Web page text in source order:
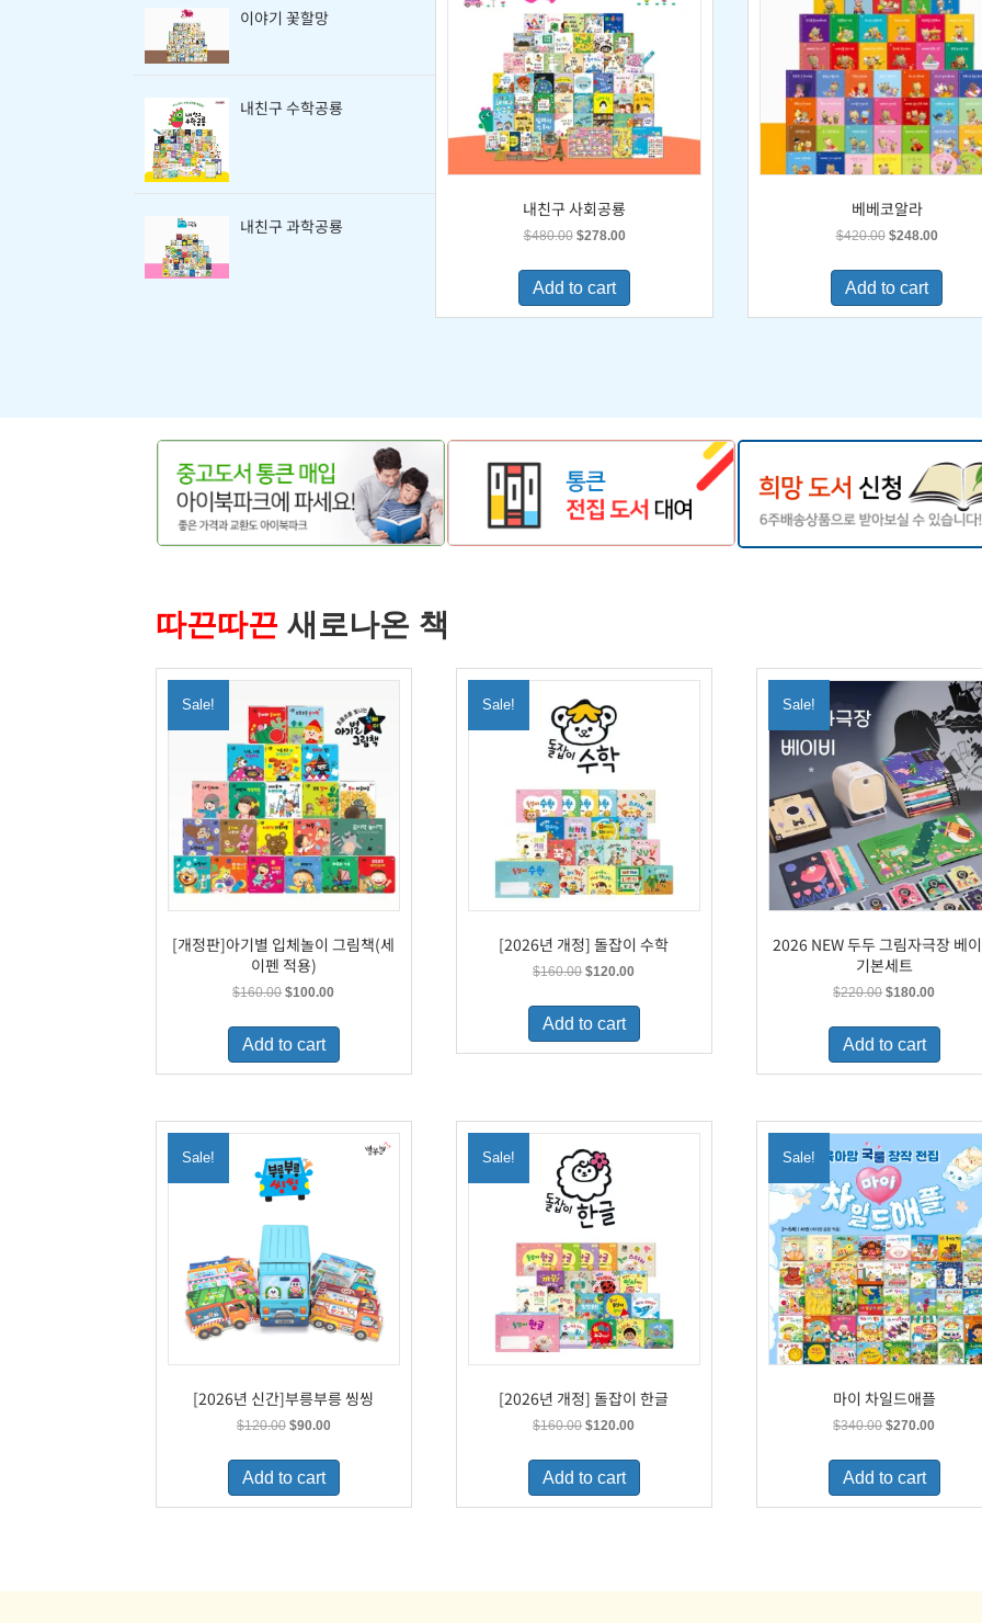
이야기 꽃할망
내친구 수학공룡
내친구 과학공룡
내친구 사회공룡
$480.00 Original
was:
$480.00.
$278.00Current
is:
Add to cart
베베코알라
$420.00 Original
was:
$420.00.
$248.00Current
is:
Add to cart
따끈따끈 새로나온 책
Sale!
[개정판]아기별 입체놀이 그림책(세
이펜 적용)
$160.00Original
was:
$160.00.
$100.00Current
is:
Add to cart
Sale!
[2026년 개정] 돌잡이 수학
$160.00Original
was:
$160.00.
$120.00Current
is:
Add to cart
Sale!
2026 NEW 두두 그림자극장 베
기본세트
$220.00Original
was:
$220.00.
$180.00Current
is:
Add to cart
Sale!
[2026년 신간]부릉부릉 씽씽
$120.00 Original
was:
$120.00.
$90.00Current
is:
Add to cart
Sale!
[2026년 개정] 돌잡이 한글
$160.00Original
was:
$160.00.
$120.00Current
is:
Add to cart
Sale!
마이 차일드애플
$340.00Original
was:
$340.00.
$270.00Current
is:
Add to cart